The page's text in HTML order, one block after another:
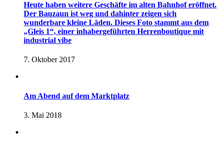
Heute haben weitere Geschäfte im alten Bahnhof eröffnet.
Der Bauzaun ist weg und dahinter zeigen sich
wunderbare kleine Läden. Dieses Foto stammt aus dem
„Gleis 1“, einer inhabergeführten Herrenboutique mit
industrial vibe
7. Oktober 2017
Am Abend auf dem Marktplatz
3. Mai 2018